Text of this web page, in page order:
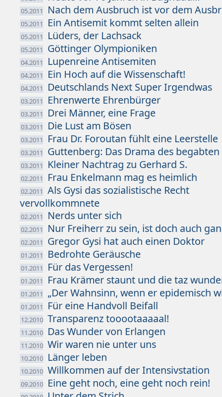
05.2011 Nach dem Ausbruch ist vor dem
05.2011 Ein Antisemit kommt selten allein
05.2011 Lüders, der Lachsack
05.2011 Göttinger Olympioniken
04.2011 Lupenreine Antisemiten
04.2011 Ein Hoch auf die Wissenschaft!
04.2011 Deutschlands Next Super Irgendwas
03.2011 Ehrenwerte Ehrenbürger
03.2011 Drei Männer, eine Frage
03.2011 Die Lust am Bösen
03.2011 Frau Dr. Foroutan fühlt eine Leerstelle
03.2011 Guttenberg: Das Drama des begabten
03.2011 Kleiner Nachtrag zu Gerhard S.
02.2011 Frau Enkelmann mag es heimlich
02.2011
Als Gysi das sozialistische Recht
vervollkommnete
02.2011 Nerds unter sich
02.2011 Nur Freiherr zu sein, ist doch auch
02.2011 Gregor Gysi hat auch einen Doktor
01.2011 Bedrohte Geräusche
01.2011 Für das Vergessen!
01.2011 Frau Krämer staunt und die taz
01.2011 „Der Wahnsinn, wenn er epidemisch
01.2011 Für eine Handvoll Beifall
12.2010 Transparenz tooootaaaaal!
11.2010 Das Wunder von Erlangen
11.2010 Wir waren nie unter uns
10.2010 Länger leben
10.2010 Willkommen auf der Intensivstation
09.2010 Eine geht noch, eine geht noch rein!